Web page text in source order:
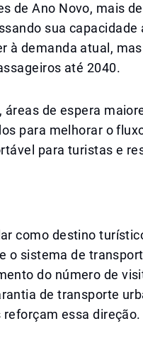
de Ano Novo, mais
sua capacidade
à demanda atual,
até 2040.
de espera
para melhorar o
para turistas e
como destino
o sistema de
do número de
de transporte
essa direção.